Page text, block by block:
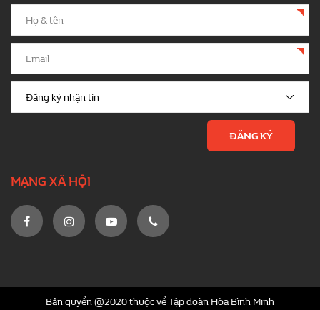
MẠNG XÃ HỘI
Bản quyền @2020 thuộc về Tập đoàn Hòa Bình Minh